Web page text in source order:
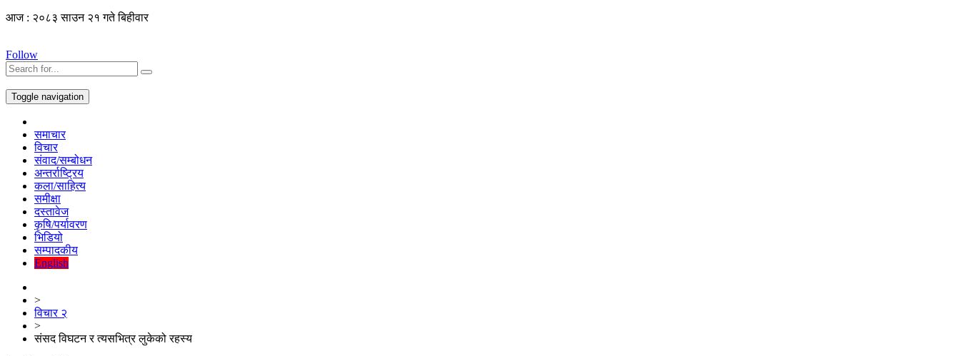
आज : २०८३ साउन २१ गते बिहीवार
Follow
Toggle navigation
समाचार
विचार
संवाद/सम्बोधन
अन्तर्राष्ट्रिय
कला/साहित्य
समीक्षा
दस्तावेज
कृषि/पर्यावरण
भिडियो
सम्पादकीय
English
>
विचार २
>
संसद विघटन र त्यसभित्र लुकेको रहस्य